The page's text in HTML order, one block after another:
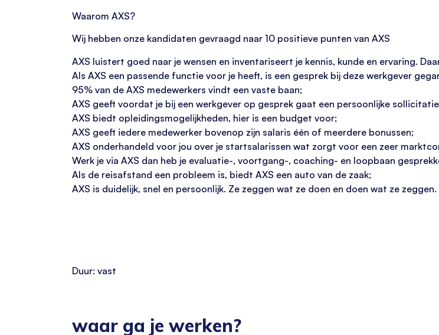
Waarom AXS?
Wij hebben onze kandidaten gevraagd naar 10 positieve punten van AXS
AXS luistert goed naar je wensen en inventariseert je kennis, kunde en ervaring.
Als AXS een passende functie voor je heeft, is een gesprek bij deze werkgever
95% van de AXS medewerkers vindt een vaste baan;
AXS geeft voordat je bij een werkgever op gesprek gaat een persoonlijke
AXS biedt opleidingsmogelijkheden, hier is een budget voor;
AXS geeft iedere medewerker bovenop zijn salaris één of meerdere bonussen;
AXS onderhandeld voor jou over je startsalarissen wat zorgt voor een zeer
Werk je via AXS dan heb je evaluatie-, voortgang-, coaching- en loopbaan
Als de reisafstand een probleem is, biedt AXS een auto van de zaak;
AXS is duidelijk, snel en persoonlijk. Ze zeggen wat ze doen en doen wat ze zeggen.
Duur: vast
waar ga je werken?